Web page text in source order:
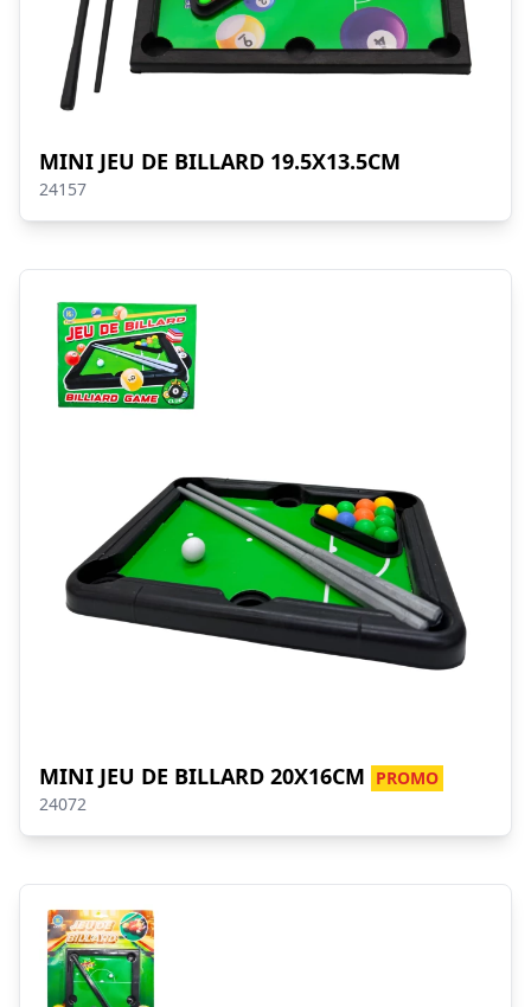
MINI JEU DE BILLARD 19.5X13.5CM
24157
MINI JEU DE BILLARD 20X16CM PROMO
24072